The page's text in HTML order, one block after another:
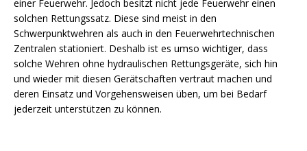
einer Feuerwehr. Jedoch besitzt nicht jede Feuerwehr einen
solchen Rettungssatz. Diese sind meist in den
Schwerpunktwehren als auch in den Feuerwehrtechnischen
Zentralen stationiert. Deshalb ist es umso wichtiger, dass
solche Wehren ohne hydraulischen Rettungsgeräte, sich hin
und wieder mit diesen Gerätschaften vertraut machen und
deren Einsatz und Vorgehensweisen üben, um bei Bedarf
jederzeit unterstützen zu können.